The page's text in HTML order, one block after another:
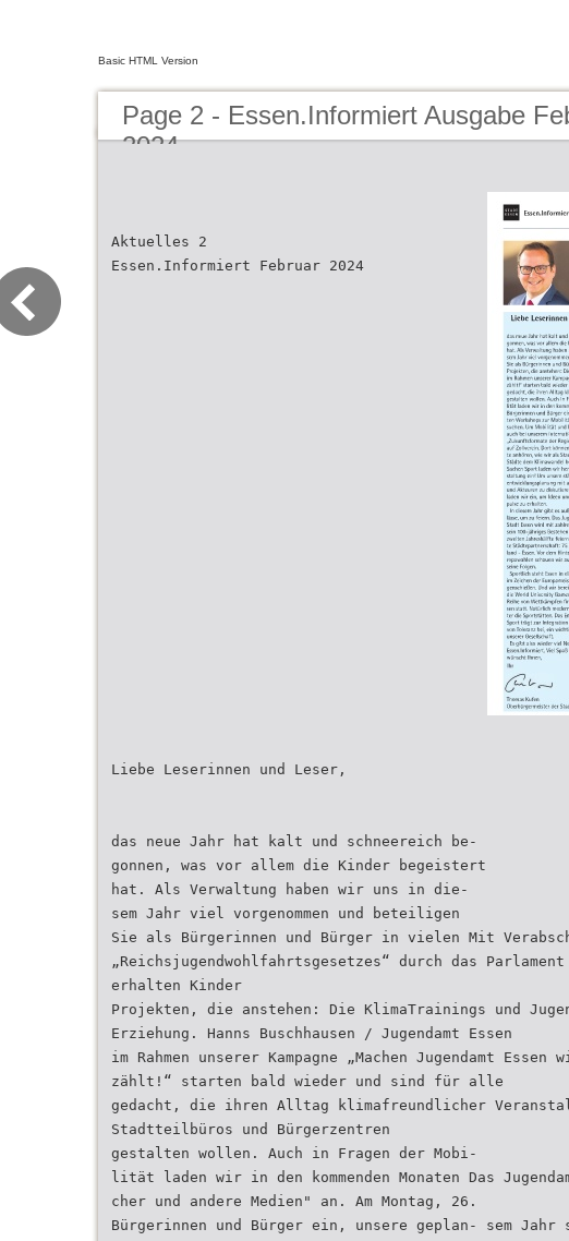
Basic HTML Version
Page 2 - Essen.Informiert Ausgabe
2024
Aktuelles 2
Essen.Informiert Februar 2024
Liebe Leserinnen und Leser,
das neue Jahr hat kalt und schneereich be-
gonnen, was vor allem die Kinder begeistert
hat. Als Verwaltung haben wir uns in die-
sem Jahr viel vorgenommen und beteiligen
Sie als Bürgerinnen und Bürger in vielen Mit
„Reichsjugendwohlfahrtsgesetzes“ durch das
erhalten Kinder
Projekten, die anstehen: Die KlimaTrainings und
Erziehung. Hanns Buschhausen / Jugendamt Essen
im Rahmen unserer Kampagne „Machen Jugendamt Essen
zählt!“ starten bald wieder und sind für alle
gedacht, die ihren Alltag klimafreundlicher
Stadtteilbüros und Bürgerzentren
gestalten wollen. Auch in Fragen der Mobi-
lität laden wir in den kommenden Monaten Das
cher und andere Medien" an. Am Montag, 26.
Bürgerinnen und Bürger ein, unsere geplan- sem